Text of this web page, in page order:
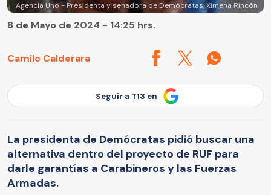
Agencia Uno - Presidenta y senadora de Demócratas, Ximena Rincón
Camilo Calderara
8 de Mayo de 2024 - 14:25 hrs.
Seguir a T13 en
La presidenta de Demócratas pidió buscar una
alternativa dentro del proyecto de RUF para
darle garantías a Carabineros y las Fuerzas
Armadas.